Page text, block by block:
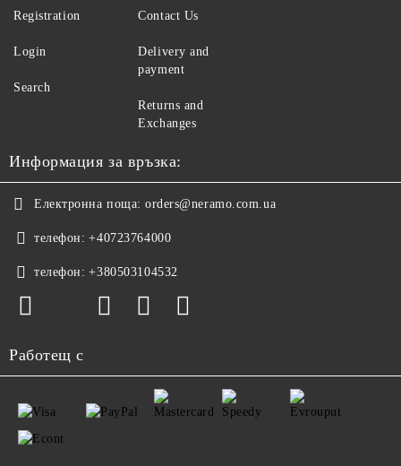
Registration
Login
Search
Contact Us
Delivery and
payment
Returns and
Exchanges
Информация за връзка:
Електронна поща: orders@neramo.com.ua
телефон: +40723764000
телефон: +380503104532
Работещ с